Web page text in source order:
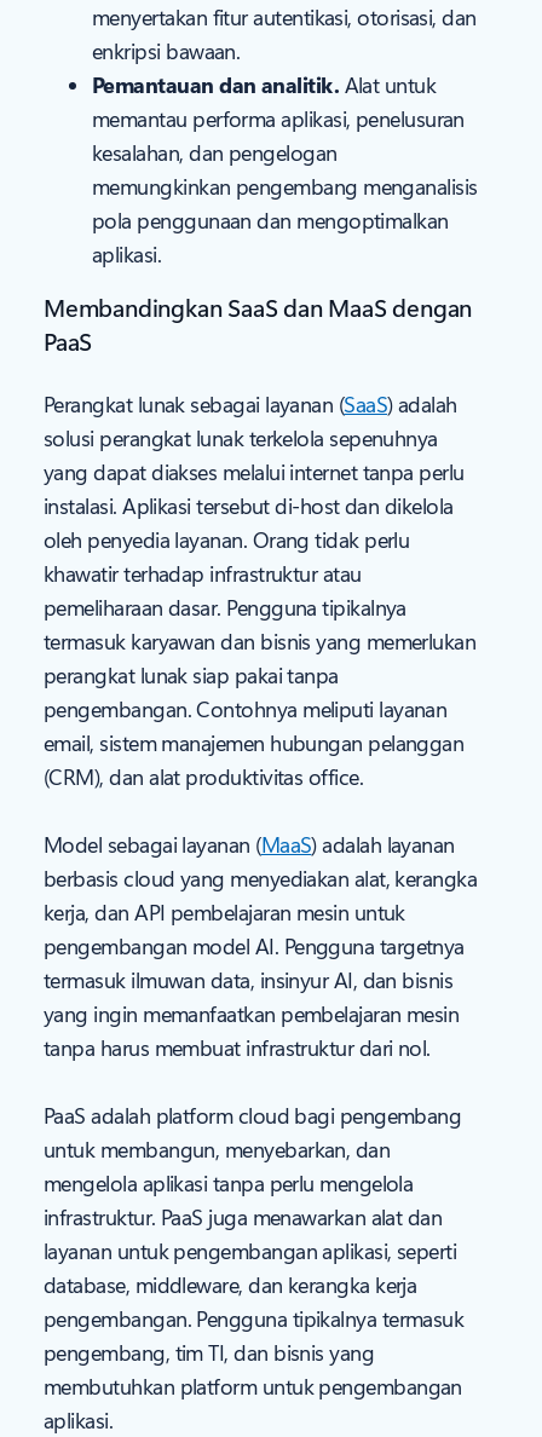
menyertakan fitur autentikasi, otorisasi, dan
enkripsi bawaan.
Pemantauan dan analitik. Alat untuk
memantau performa aplikasi, penelusuran
kesalahan, dan pengelogan
memungkinkan pengembang menganalisis
pola penggunaan dan mengoptimalkan
aplikasi.
Membandingkan SaaS dan MaaS dengan
PaaS
Perangkat lunak sebagai layanan (SaaS) adalah
solusi perangkat lunak terkelola sepenuhnya
yang dapat diakses melalui internet tanpa perlu
instalasi. Aplikasi tersebut di-host dan dikelola
oleh penyedia layanan. Orang tidak perlu
khawatir terhadap infrastruktur atau
pemeliharaan dasar. Pengguna tipikalnya
termasuk karyawan dan bisnis yang memerlukan
perangkat lunak siap pakai tanpa
pengembangan. Contohnya meliputi layanan
email, sistem manajemen hubungan pelanggan
(CRM), dan alat produktivitas office.
Model sebagai layanan (MaaS) adalah layanan
berbasis cloud yang menyediakan alat, kerangka
kerja, dan API pembelajaran mesin untuk
pengembangan model AI. Pengguna targetnya
termasuk ilmuwan data, insinyur AI, dan bisnis
yang ingin memanfaatkan pembelajaran mesin
tanpa harus membuat infrastruktur dari nol.
PaaS adalah platform cloud bagi pengembang
untuk membangun, menyebarkan, dan
mengelola aplikasi tanpa perlu mengelola
infrastruktur. PaaS juga menawarkan alat dan
layanan untuk pengembangan aplikasi, seperti
database, middleware, dan kerangka kerja
pengembangan. Pengguna tipikalnya termasuk
pengembang, tim TI, dan bisnis yang
membutuhkan platform untuk pengembangan
aplikasi.